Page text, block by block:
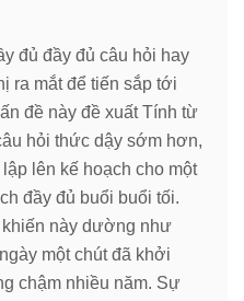
đủ đầy đủ câu hỏi hay
ra mắt để tiến sắp tới
đề này đề xuất Tính từ
hỏi thức dậy sớm hơn,
lên kế hoạch cho một
đầy đủ buổi buổi tối.
này dường như
một chút đã khởi
chậm nhiều năm. Sự